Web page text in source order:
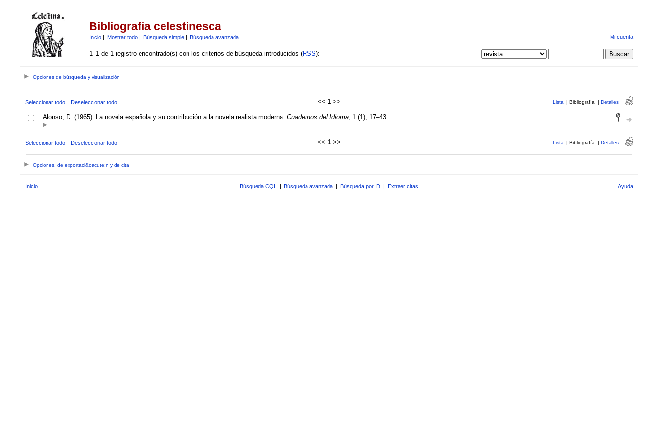
Bibliografía celestinesca
Inicio| Mostrar todo| Búsqueda simple| Búsqueda avanzada Mi cuenta
1–1 de 1 registro encontrado(s) con los criterios de búsqueda introducidos (RSS):
Opciones de búsqueda y visualización
Seleccionar todo Deseleccionar todo << 1>> Lista | Bibliografía | Detalles
Alonso, D. (1965). La novela española y su contribución a la novela realista moderna. Cuadernos del Idioma, 1 (1), 17–43.
Seleccionar todo Deseleccionar todo << 1>> Lista | Bibliografía | Detalles
Opciones, de exportaci&oacute;n y de cita
Inicio Búsqueda CQL | Búsqueda avanzada | Búsqueda por ID | Extraer citas Ayuda